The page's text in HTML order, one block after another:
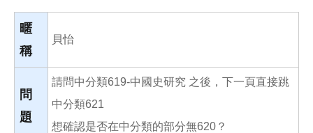
o
暱
稱
貝怡
問
題
請問中分類619-中國史研究 之後，下一頁直接跳
中分類621
想確認是否在中分類的部分無620？